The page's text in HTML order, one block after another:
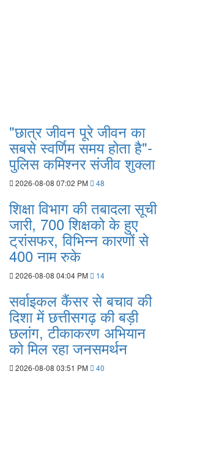
"छात्र जीवन पूरे जीवन का
सबसे स्वर्णिम समय होता है"-
पुलिस कमिश्नर संजीव शुक्ला
2026-08-08 07:02 PM 48
शिक्षा विभाग की तबादला सूची
जारी, 700 शिक्षको के हुए
ट्रांसफर, विभिन्न कारणों से
400 नाम रुके
2026-08-08 04:04 PM 14
सर्वाइकल कैंसर से बचाव की
दिशा में छत्तीसगढ़ की बड़ी
छलांग, टीकाकरण अभियान
को मिल रहा जनसमर्थन
2026-08-08 03:51 PM 40